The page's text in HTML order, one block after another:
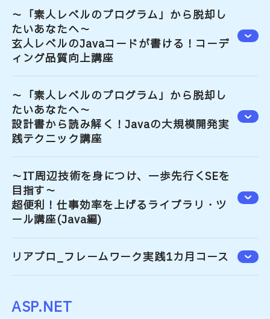
～「素人レベルのプログラム」から脱却し
たいあなたへ～
玄人レベルのJavaコードが書ける！コーデ
ィング品質向上講座
～「素人レベルのプログラム」から脱却し
たいあなたへ～
設計書から読み解く！Javaの大規模開発実
践テクニック講座
～IT周辺技術を身につけ、一歩先行くSEを
目指す～
超便利！仕事効率を上げるライブラリ・ツ
ール講座(Java編)
リアプロ_フレームワーク実践1カ月コース
ASP.NET